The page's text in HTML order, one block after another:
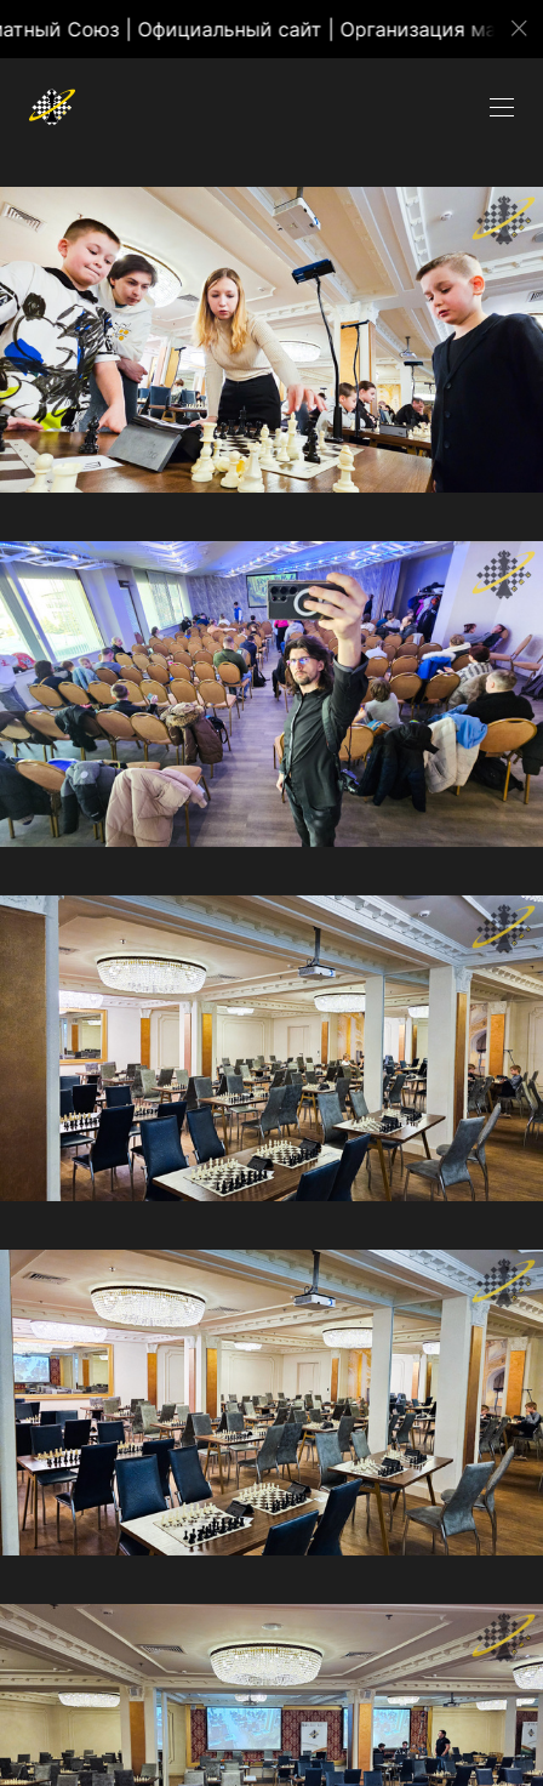
| Официальный сайт | Организация массовых